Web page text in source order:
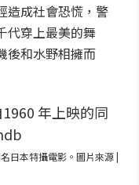
造成社會恐慌，警
代穿上最美的舞
後和水野相擁而
日本特攝電影。圖片來源 |